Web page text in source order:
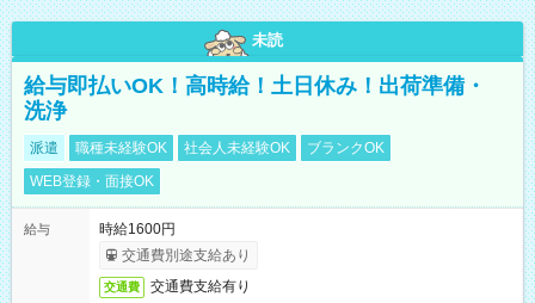
未読
給与即払いOK！高時給！土日休み！出荷準備・
洗浄
派遣 職種未経験OK 社会人未経験OK
ブランクOK
WEB登録・面接OK
給与
時給1600円
交通費別途支給あり
交通費 交通費支給有り